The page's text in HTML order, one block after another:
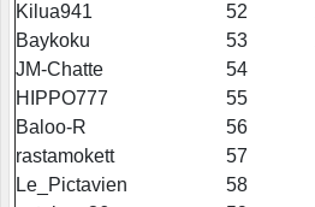
Kilua941
52
Baykoku
53
JM-Chatte
54
HIPPO777
55
Baloo-R
56
rastamokett
57
Le_Pictavien
58